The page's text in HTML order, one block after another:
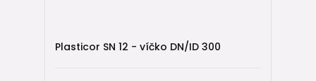
Plasticor SN 12 - víčko DN/ID 300